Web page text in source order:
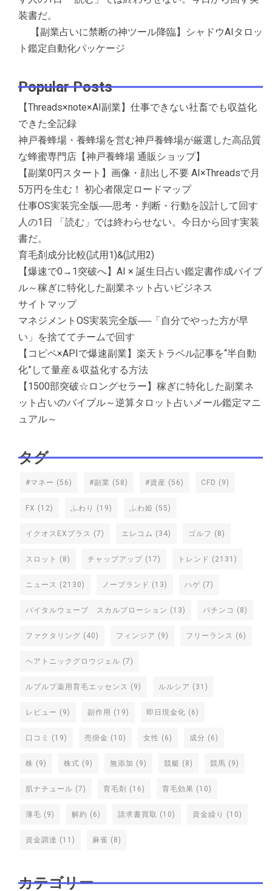
装書だ。
【副業占いに禁断の神ツール降臨】シャドウAIタロッ
ト鑑定自動化パッケージ
Popular Posts
【Threads×note×AI副業】仕事できない社畜でも収益化
できた全記録
神戸養蜂場・養蜂場を営む神戸養蜂場が厳選した高品質
な蜂蜜専門店【神戸養蜂場 通販ショップ】
【副業0円スタート】画像・顔出し不要 AI×Threadsで月
5万円を生む！ 初心者限定ロードマップ
仕事OS実装完全版──思考・判断・行動を設計して回す
人の1日 「読む」では終わらせない。今日から回す実装
書だ。
育毛剤成分比較(試用1)&(試用2)
【爆速で0→1突破へ】AI × 誕生日占い鑑定書作成バイブ
ル～稼ぎに特化した副業ネット占いビジネス
サイトマップ
マネジメントOS実装完全版──「自分でやった方が早
い」を捨ててチームで回す
【コピペ×APIで爆速副業】楽天トラベル記事を“半自動
化”して量産＆収益化する方法
【1500部突破☆ロングセラー】稼ぎに特化した副業ネ
ット占いのバイブル～逆算タロット占いメール鑑定マニ
ュアル～
タグ
#マネー (56) #副業 (58) #資産 (56) CFD (9)
FX (12) ふわり (19) ふわ姫 (55)
イクオスEXプラス (7) エレコム (34) ゴルフ (8)
スロット (8) チャップアップ (17) トレンド (2131)
ニュース (2130) ノーブランド (13) ハゲ (7)
バイタルウェーブ スカルプローション (13) パチンコ (8)
ファクタリング (40) フィンジア (9) フリーランス (6)
ヘアトニックグロウジェル (7)
ルプルプ薬用育毛エッセンス (9) ルルシア (31)
レビュー (9) 副作用 (19) 即日現金化 (6)
口コミ (19) 売掛金 (10) 女性 (6) 成分 (6)
株 (9) 株式 (9) 無添加 (9) 競艇 (8) 競馬 (9)
肌ナチュール (7) 育毛剤 (16) 育毛効果 (10)
薄毛 (9) 解約 (6) 請求書買取 (10) 資金繰り (10)
資金調達 (11) 麻雀 (8)
カテゴリー